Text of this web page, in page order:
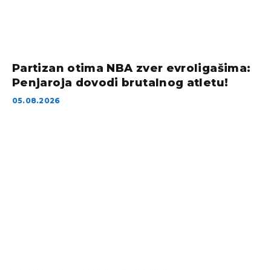
Partizan otima NBA zver evroligašima:
Penjaroja dovodi brutalnog atletu!
05.08.2026